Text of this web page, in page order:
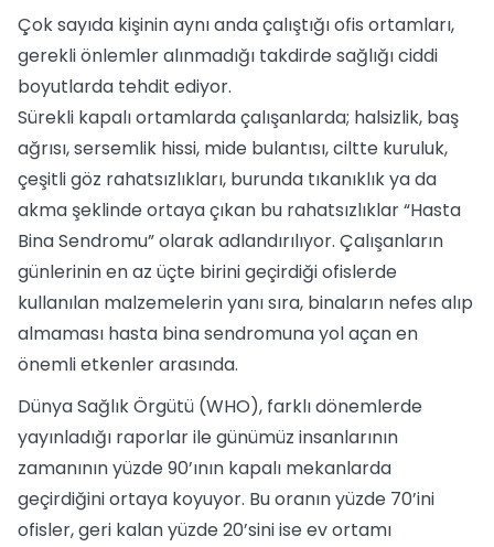
Çok sayıda kişinin aynı anda çalıştığı ofis ortamları,
gerekli önlemler alınmadığı takdirde sağlığı ciddi
boyutlarda tehdit ediyor.
Sürekli kapalı ortamlarda çalışanlarda; halsizlik, baş
ağrısı, sersemlik hissi, mide bulantısı, ciltte kuruluk,
çeşitli göz rahatsızlıkları, burunda tıkanıklık ya da
akma şeklinde ortaya çıkan bu rahatsızlıklar “Hasta
Bina Sendromu” olarak adlandırılıyor. Çalışanların
günlerinin en az üçte birini geçirdiği ofislerde
kullanılan malzemelerin yanı sıra, binaların nefes alıp
almaması hasta bina sendromuna yol açan en
önemli etkenler arasında.
Dünya Sağlık Örgütü (WHO), farklı dönemlerde
yayınladığı raporlar ile günümüz insanlarının
zamanının yüzde 90’ının kapalı mekanlarda
geçirdiğini ortaya koyuyor. Bu oranın yüzde 70’ini
ofisler, geri kalan yüzde 20’sini ise ev ortamı